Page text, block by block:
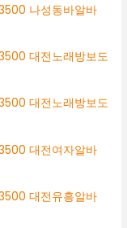
나성동바알바
대전노래방보도
대전노래방보도
대전여자알바
대전유흥알바